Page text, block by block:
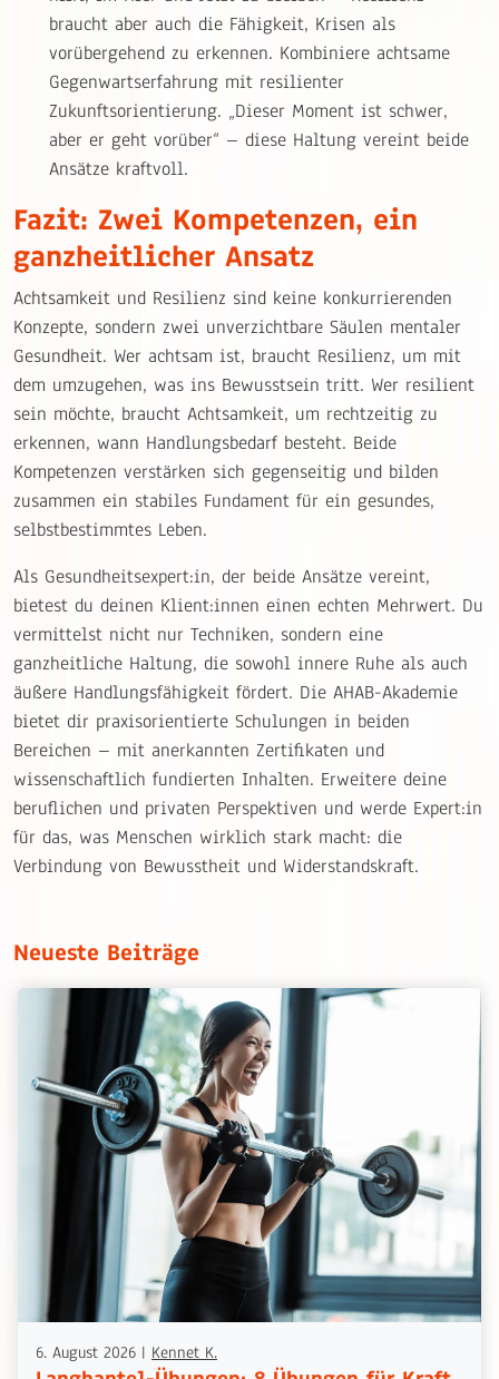
braucht aber auch die Fähigkeit, Krisen als
vorübergehend zu erkennen. Kombiniere achtsame
Gegenwartserfahrung mit resilienter
Zukunftsorientierung. „Dieser Moment ist schwer,
aber er geht vorüber“ – diese Haltung vereint beide
Ansätze kraftvoll.
Fazit: Zwei Kompetenzen, ein
ganzheitlicher Ansatz
Achtsamkeit und Resilienz sind keine konkurrierenden
Konzepte, sondern zwei unverzichtbare Säulen mentaler
Gesundheit. Wer achtsam ist, braucht Resilienz, um mit
dem umzugehen, was ins Bewusstsein tritt. Wer resilient
sein möchte, braucht Achtsamkeit, um rechtzeitig zu
erkennen, wann Handlungsbedarf besteht. Beide
Kompetenzen verstärken sich gegenseitig und bilden
zusammen ein stabiles Fundament für ein gesundes,
selbstbestimmtes Leben.
Als Gesundheitsexpert:in, der beide Ansätze vereint,
bietest du deinen Klient:innen einen echten Mehrwert. Du
vermittelst nicht nur Techniken, sondern eine
ganzheitliche Haltung, die sowohl innere Ruhe als auch
äußere Handlungsfähigkeit fördert. Die AHAB-Akademie
bietet dir praxisorientierte Schulungen in beiden
Bereichen – mit anerkannten Zertifikaten und
wissenschaftlich fundierten Inhalten. Erweitere deine
beruflichen und privaten Perspektiven und werde Expert:in
für das, was Menschen wirklich stark macht: die
Verbindung von Bewusstheit und Widerstandskraft.
Neueste Beiträge
6. August 2026 | Kennet K.